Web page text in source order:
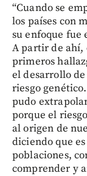
“Cuando se
los países con
su enfoque fue
A partir de ahí,
primeros
el desarrollo
riesgo
pudo
porque el
al origen de
diciendo que
poblaciones,
comprender y